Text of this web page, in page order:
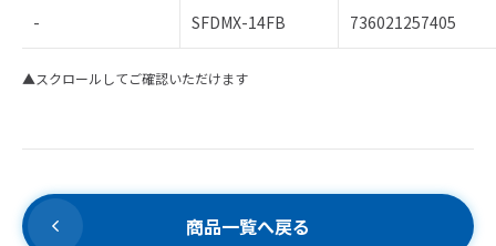
- SFDMX-14FB 736021257405
▲スクロールしてご確認いただけます
商品一覧へ戻る